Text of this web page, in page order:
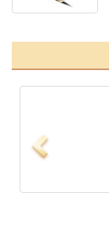
Previous